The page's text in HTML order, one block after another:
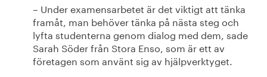
– Under examensarbetet är det viktigt att tänka
framåt, man behöver tänka på nästa steg och
lyfta studenterna genom dialog med dem, sade
Sarah Söder från Stora Enso, som är ett av
företagen som använt sig av hjälpverktyget.